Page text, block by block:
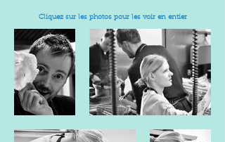
Cliquez sur les photos pour les voir en entier